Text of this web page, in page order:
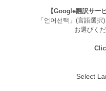
【Google翻訳サー
「언어선택」(言語選択
お選びく
Select